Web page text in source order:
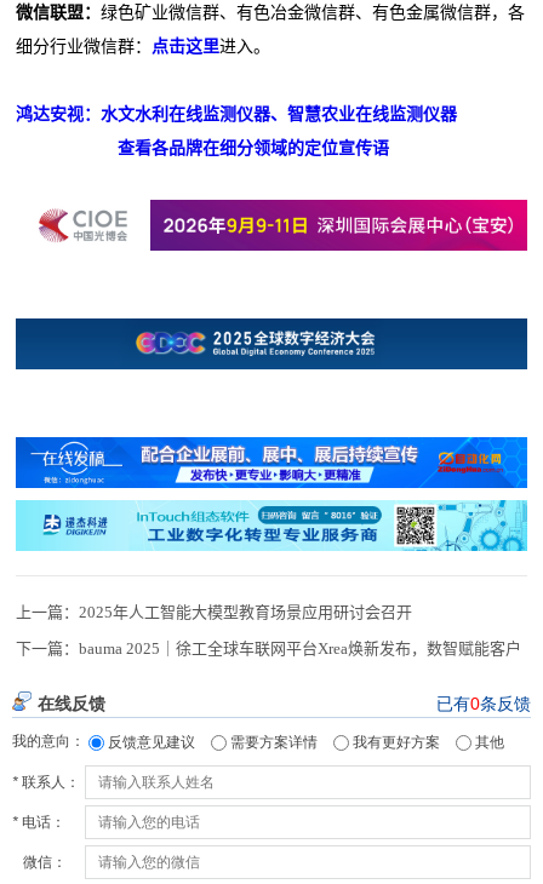
微信联盟：绿色矿业微信群、有色冶金微信群、有色金属微信群，各
细分行业微信群：
点击这里进入。
鸿达安视：水文水利在线监测仪器、智慧农业在线监测仪器
查看各品牌在细分领域的定位宣传语
上一篇：2025年人工智能大模型教育场景应用研讨会召开
下一篇：bauma 2025｜徐工全球车联网平台Xrea焕新发布，数智赋能客户